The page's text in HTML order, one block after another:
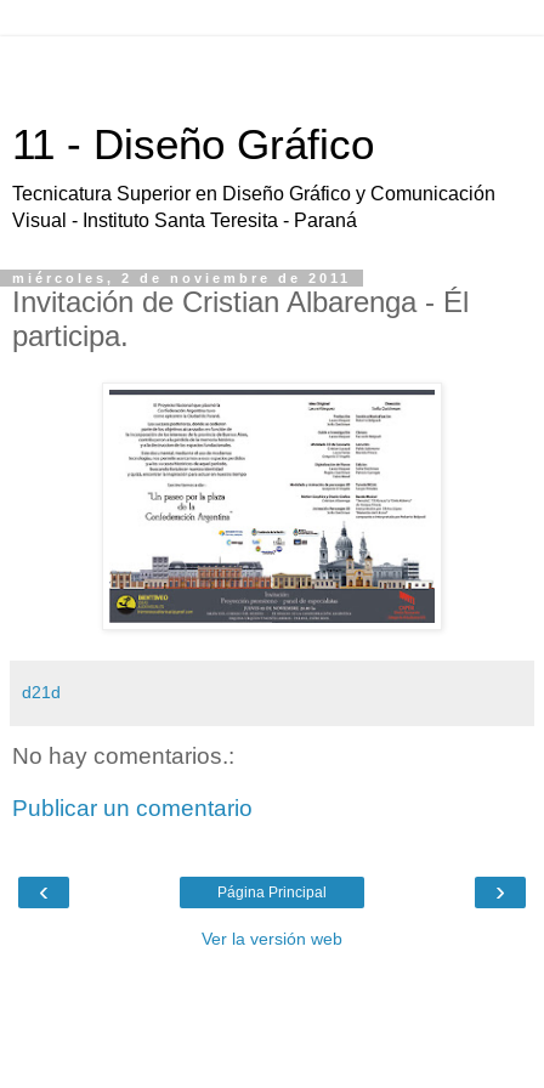
11 - Diseño Gráfico
Tecnicatura Superior en Diseño Gráfico y Comunicación
Visual - Instituto Santa Teresita - Paraná
miércoles, 2 de noviembre de 2011
Invitación de Cristian Albarenga - Él
participa.
d21d
No hay comentarios.:
Publicar un comentario
‹ ›
Página Principal
Ver la versión web